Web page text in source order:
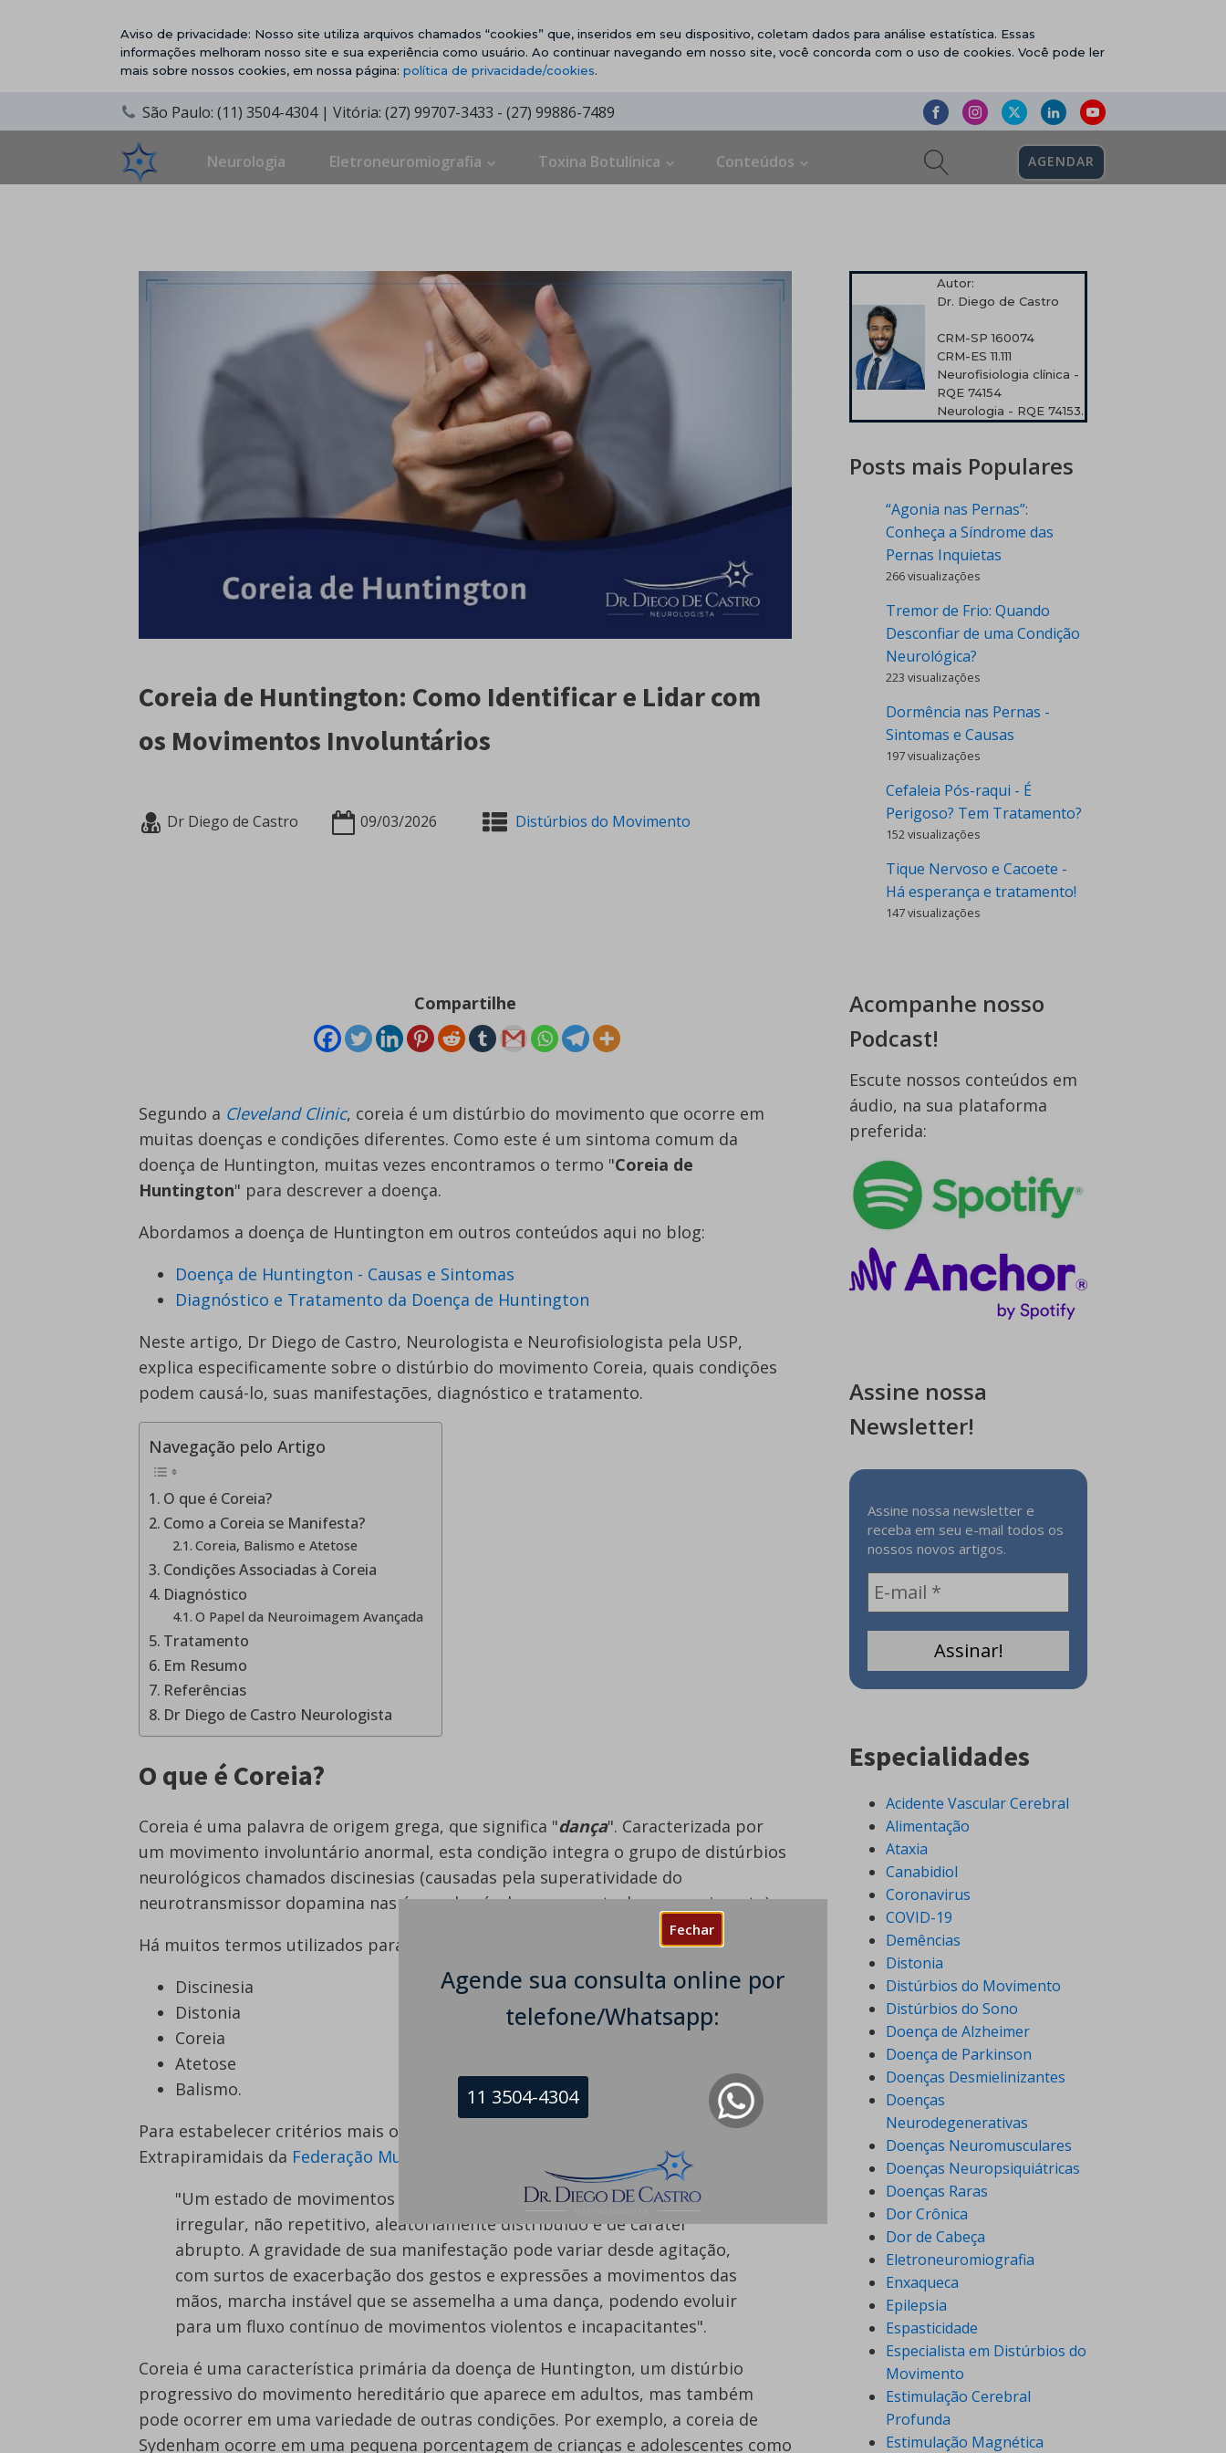
Fechar
Agende sua consulta online por
telefone/Whatsapp:
11 3504-4304
Aviso de privacidade: Nosso site utiliza arquivos chamados “cookies” que, inseridos em seu dispositivo, coletam dados para análise estatística. Essas
informações melhoram nosso site e sua experiência como usuário. Ao continuar navegando em nosso site, você concorda com o uso de cookies. Você pode ler
mais sobre nossos cookies, em nossa página: política de privacidade/cookies.
São Paulo: (11) 3504-4304 | Vitória: (27) 99707-3433 - (27) 99886-7489
Neurologia Eletroneuromiografia Toxina Botulínica Conteúdos AGENDAR
Coreia de Huntington: Como Identificar e Lidar com
os Movimentos Involuntários
Dr Diego de Castro 09/03/2026 Distúrbios do Movimento
Compartilhe
Segundo a Cleveland Clinic, coreia é um distúrbio do movimento que ocorre em
muitas doenças e condições diferentes. Como este é um sintoma comum da
doença de Huntington, muitas vezes encontramos o termo "Coreia de
Huntington" para descrever a doença.
Abordamos a doença de Huntington em outros conteúdos aqui no blog:
Doença de Huntington - Causas e Sintomas
Diagnóstico e Tratamento da Doença de Huntington
Neste artigo, Dr Diego de Castro, Neurologista e Neurofisiologista pela USP,
explica especificamente sobre o distúrbio do movimento Coreia, quais condições
podem causá-lo, suas manifestações, diagnóstico e tratamento.
Navegação pelo Artigo
O que é Coreia?
Como a Coreia se Manifesta?
Coreia, Balismo e Atetose
Condições Associadas à Coreia
Diagnóstico
O Papel da Neuroimagem Avançada
Tratamento
Em Resumo
Referências
Dr Diego de Castro Neurologista
O que é Coreia?
Coreia é uma palavra de origem grega, que significa "dança". Caracterizada por
um movimento involuntário anormal, esta condição integra o grupo de distúrbios
neurológicos chamados discinesias (causadas pela superatividade do
neurotransmissor dopamina nas áreas do cérebro que controlam o movimento).
Há muitos termos utilizados para definir os movimentos anormais. Por exemplo:
Discinesia
Distonia
Coreia
Atetose
Balismo.
Para estabelecer critérios mais objetivos, o Comitê Ad Hoc de Doenças
Extrapiramidais da Federação Mundial de Neurologia
define a coreia como:
"Um estado de movimentos espontâneos excessivos, de periodicidade
irregular, não repetitivo, aleatoriamente distribuído e de caráter
abrupto. A gravidade de sua manifestação pode variar desde agitação,
com surtos de exacerbação dos gestos e expressões a movimentos das
mãos, marcha instável que se assemelha a uma dança, podendo evoluir
para um fluxo contínuo de movimentos violentos e incapacitantes".
Coreia é uma característica primária da doença de Huntington, um distúrbio
progressivo do movimento hereditário que aparece em adultos, mas também
pode ocorrer em uma variedade de outras condições. Por exemplo, a coreia de
Sydenham ocorre em uma pequena porcentagem de crianças e adolescentes como
Autor:
Dr. Diego de Castro
CRM-SP 160074
CRM-ES 11.111
Neurofisiologia clínica -
RQE 74154
Neurologia - RQE 74153.
Posts mais Populares
“Agonia nas Pernas”:
Conheça a Síndrome das
Pernas Inquietas
266 visualizações
Tremor de Frio: Quando
Desconfiar de uma Condição
Neurológica?
223 visualizações
Dormência nas Pernas -
Sintomas e Causas
197 visualizações
Cefaleia Pós-raqui - É
Perigoso? Tem Tratamento?
152 visualizações
Tique Nervoso e Cacoete -
Há esperança e tratamento!
147 visualizações
Acompanhe nosso
Podcast!
Escute nossos conteúdos em
áudio, na sua plataforma
preferida:
Assine nossa
Newsletter!
Assine nossa newsletter e
receba em seu e-mail todos os
nossos novos artigos.
Especialidades
Acidente Vascular Cerebral
Alimentação
Ataxia
Canabidiol
Coronavirus
COVID-19
Demências
Distonia
Distúrbios do Movimento
Distúrbios do Sono
Doença de Alzheimer
Doença de Parkinson
Doenças Desmielinizantes
Doenças
Neurodegenerativas
Doenças Neuromusculares
Doenças Neuropsiquiátricas
Doenças Raras
Dor Crônica
Dor de Cabeça
Eletroneuromiografia
Enxaqueca
Epilepsia
Espasticidade
Especialista em Distúrbios do
Movimento
Estimulação Cerebral
Profunda
Estimulação Magnética